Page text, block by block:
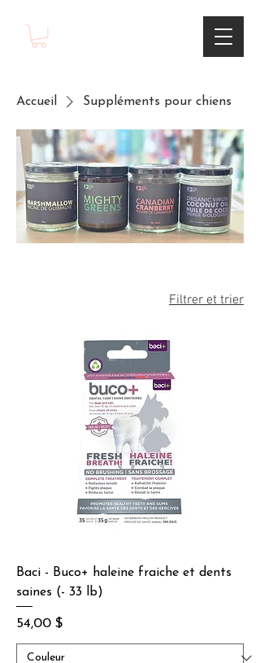
Accueil Suppléments pour chiens
Filtrer et trier
Baci - Buco+ haleine fraiche et dents
saines (- 33 lb)
Prix
54,00 $